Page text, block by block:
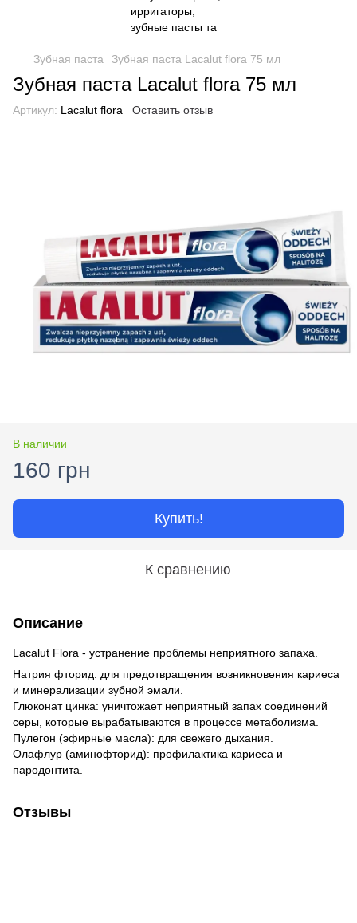
Зубная паста Зубная паста Lacalut flora 75 мл
Зубная паста Lacalut flora 75 мл
Артикул: Lacalut flora Оставить отзыв
В наличии
160 грн
Купить!
К сравнению
Описание
Lacalut Flora - устранение проблемы неприятного запаха.
Натрия фторид: для предотвращения возникновения кариеса
и минерализации зубной эмали.
Глюконат цинка: уничтожает неприятный запах соединений
серы, которые вырабатываются в процессе метаболизма.
Пулегон (эфирные масла): для свежего дыхания.
Олафлур (аминофторид): профилактика кариеса и
пародонтита.
Отзывы